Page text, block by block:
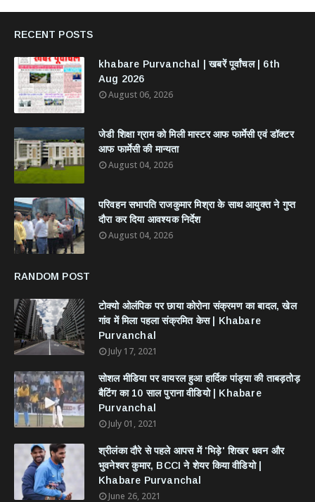
RECENT POSTS
khabare Purvanchal | खबरें पूर्वांचल | 6th
Aug 2026
August 06, 2026
जेडी शिक्षा ग्राम को मिली मास्टर आफ फार्मेसी एवं डॉक्टर
आफ फार्मेसी की मान्यता
August 04, 2026
परिवहन सभापति राजकुमार मिश्रा के साथ आयुक्त ने गुप्त
दौरा कर दिया आवश्यक निर्देश
August 04, 2026
RANDOM POST
टोक्यो ओलंपिक पर छाया कोरोना संक्रमण का बादल, खेल
गांव में मिला पहला संक्रमित केस | Khabare
Purvanchal
July 17, 2021
सोशल मीडिया पर वायरल हुआ हार्दिक पांड्या की ताबड़तोड़
बैटिंग का 10 साल पुराना वीडियो | Khabare
Purvanchal
July 01, 2021
श्रीलंका दौरे से पहले आपस में 'भिड़े' शिखर धवन और
भुवनेश्वर कुमार, BCCI ने शेयर किया वीडियो |
Khabare Purvanchal
June 26, 2021